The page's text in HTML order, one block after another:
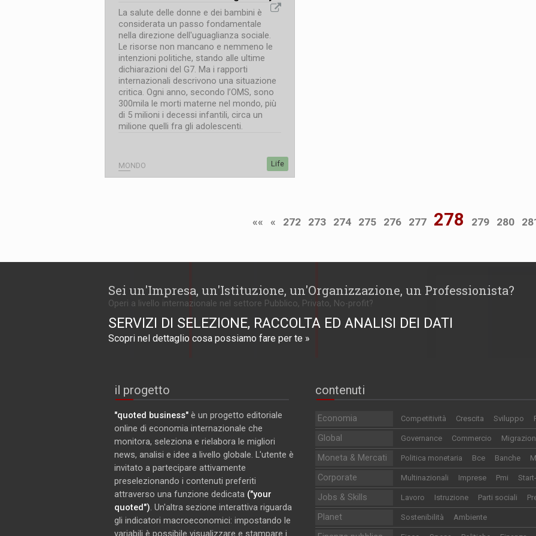
La salute delle donne e dei bambini è
considerata un passo fondamentale
nella direzione dell'uguaglianza sociale.
Le risorse non mancano e nemmeno le
intenzioni politiche, stando alle ultime
dichiarazioni del G7. Ma i rapporti
internazionali descrivono una situazione
critica. Ogni anno, secondo l’OMS, sono
300mila le morti materne nel mondo, più
di 5 milioni i decessi infantili, circa un
milione quelli fra gli adolescenti.
MONDO Life
«« « 272 273 274 275 276 277 278 279 280
Sei un'Impresa, un'Istituzione, un'Organizzazione, un Professionista?
Operi a livello internazionale nel settore Pubblico, Privato, No-profit?
SERVIZI DI SELEZIONE, RACCOLTA ED ANALISI DEI DATI
Scopri nel dettaglio cosa possiamo fare per te »
il progetto
"quoted business" è un progetto editoriale
online di economia internazionale che
monitora, seleziona e rielabora le migliori
news, analisi e idee a livello globale. L'utente è
invitato a partecipare attivamente
preselezionando i contenuti preferiti
attraverso una funzione dedicata ("your
quoted"). Un'altra sezione interattiva riguarda
gli indicatori macroeconomici: impostando le
contenuti
Economia Competitività Crescita Sviluppo
Global Governance Commercio
Moneta & Mercati Politica monetaria Bce Banche
Corporate Multinazionali Imprese Pmi
Jobs & Skills Lavoro Istruzione Parti sociali
Planet Sostenibilità Ambiente